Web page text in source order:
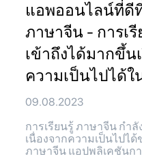
แอพออนไลน์ที่ดี
ภาษาจีน - การเ
เข้าถึงได้มากขึ้น
ความเป็นไปได้ใ
09.08.2023
การเรียนรู้ ภาษาจีน กำลั
เนื่องจากความเป็นไปไ
ภาษาจีน แอปพลิเคชันก